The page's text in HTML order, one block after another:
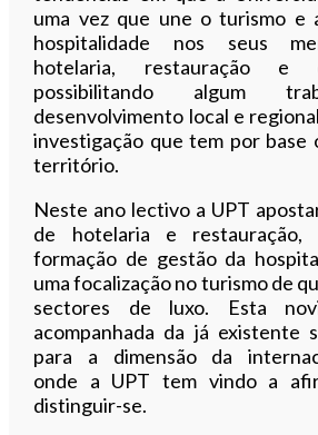
uma vez que une o turismo e
hospitalidade nos seus
hotelaria, restauração e
possibilitando algum
desenvolvimento local e
investigação que tem por base
território.
Neste ano lectivo a UPT
de hotelaria e restauração,
formação de gestão da
uma focalização no turismo de
sectores de luxo. Esta
acompanhada da já existente
para a dimensão da
onde a UPT tem vindo a
distinguir-se.